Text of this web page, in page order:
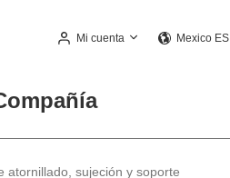
Mi cuenta Mexico ES
atornillado, sujeción y soporte